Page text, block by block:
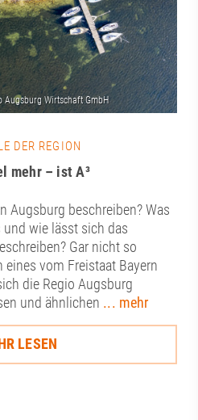
DER REGION
mehr – ist A³
Augsburg beschreiben? Was
wie lässt sich das
Gar nicht so
eines vom Freistaat Bayern
die Regio Augsburg
und ähnlichen ... mehr
LESEN